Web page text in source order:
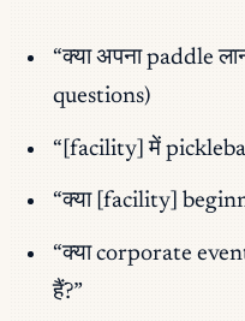
“क्या अपना paddle
questions)
“[facility] में
“क्या [facility]
“क्या corporate
हैं?”